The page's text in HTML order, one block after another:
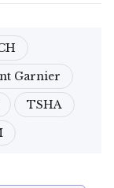
Garnier
TSHA